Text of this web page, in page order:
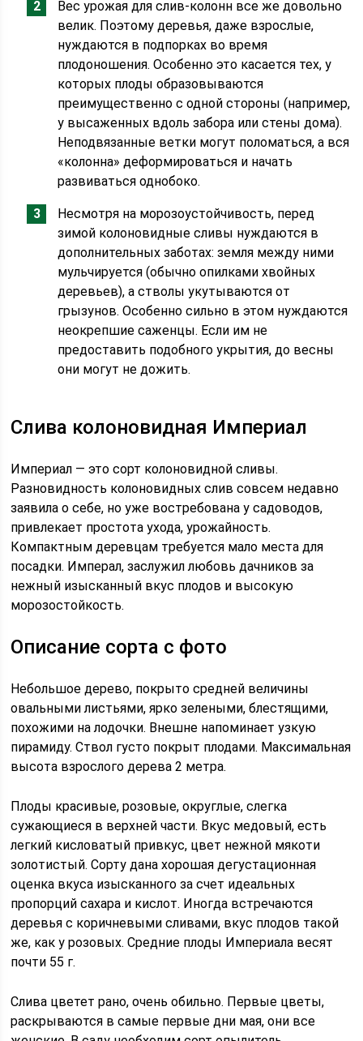
Вес урожая для слив-колонн все же довольно
велик. Поэтому деревья, даже взрослые,
нуждаются в подпорках во время
плодоношения. Особенно это касается тех, у
которых плоды образовываются
преимущественно с одной стороны (например,
у высаженных вдоль забора или стены дома).
Неподвязанные ветки могут поломаться, а вся
«колонна» деформироваться и начать
развиваться однобоко.
Несмотря на морозоустойчивость, перед
зимой колоновидные сливы нуждаются в
дополнительных заботах: земля между ними
мульчируется (обычно опилками хвойных
деревьев), а стволы укутываются от
грызунов. Особенно сильно в этом нуждаются
неокрепшие саженцы. Если им не
предоставить подобного укрытия, до весны
они могут не дожить.
Слива колоновидная Империал
Империал — это сорт колоновидной сливы.
Разновидность колоновидных слив совсем недавно
заявила о себе, но уже востребована у садоводов,
привлекает простота ухода, урожайность.
Компактным деревцам требуется мало места для
посадки. Имперал, заслужил любовь дачников за
нежный изысканный вкус плодов и высокую
морозостойкость.
Описание сорта с фото
Небольшое дерево, покрыто средней величины
овальными листьями, ярко зелеными, блестящими,
похожими на лодочки. Внешне напоминает узкую
пирамиду. Ствол густо покрыт плодами. Максимальная
высота взрослого дерева 2 метра.
Плоды красивые, розовые, округлые, слегка
сужающиеся в верхней части. Вкус медовый, есть
легкий кисловатый привкус, цвет нежной мякоти
золотистый. Сорту дана хорошая дегустационная
оценка вкуса изысканного за счет идеальных
пропорций сахара и кислот. Иногда встречаются
деревья с коричневыми сливами, вкус плодов такой
же, как у розовых. Средние плоды Империала весят
почти 55 г.
Слива цветет рано, очень обильно. Первые цветы,
раскрываются в самые первые дни мая, они все